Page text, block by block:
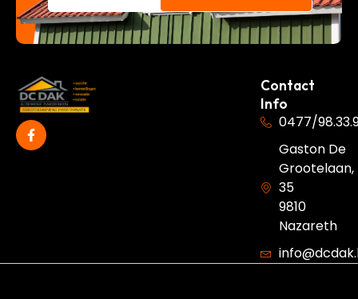
Contact
Info
0477/
Gaston De
Grootelaan,
35
9810
Nazareth